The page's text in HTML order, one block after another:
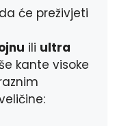
će preživjeti
ili ultra
kante visoke